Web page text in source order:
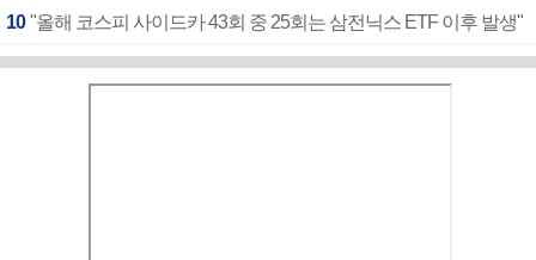
10 "올해 코스피 사이드카 43회 중 25회는 삼전닉스 ETF 이후 발생"